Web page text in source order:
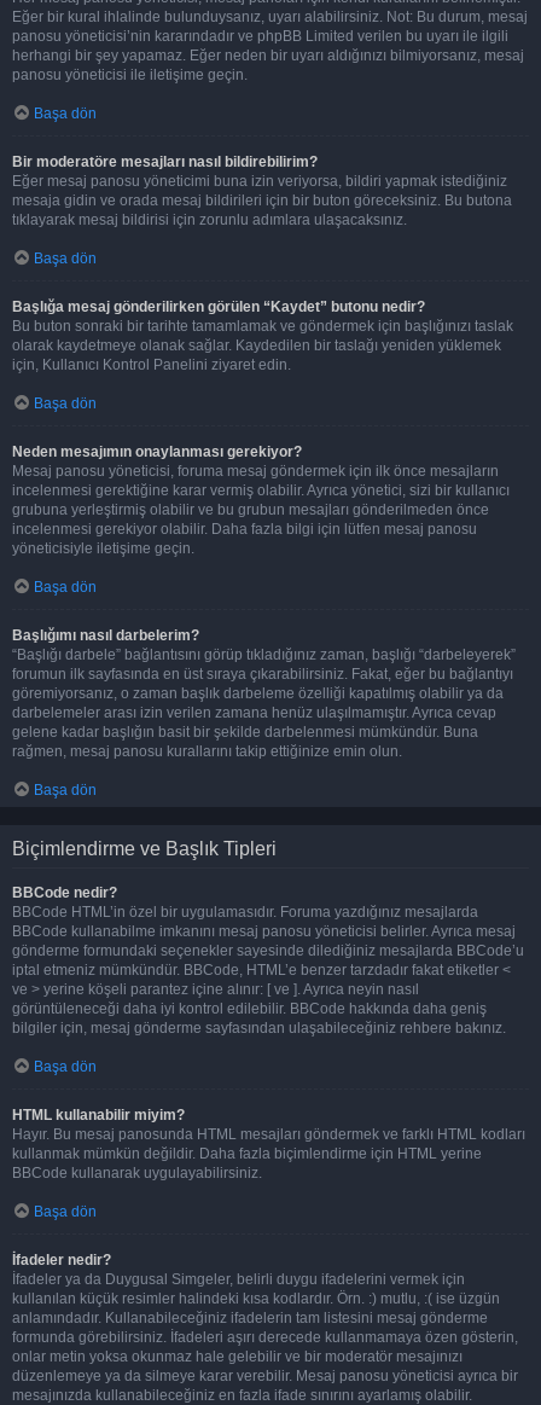
Eğer bir kural ihlalinde bulunduysanız, uyarı alabilirsiniz. Not: Bu durum, mesaj
panosu yöneticisi’nin kararındadır ve phpBB Limited verilen bu uyarı ile ilgili
herhangi bir şey yapamaz. Eğer neden bir uyarı aldığınızı bilmiyorsanız, mesaj
panosu yöneticisi ile iletişime geçin.
Başa dön
Bir moderatöre mesajları nasıl bildirebilirim?
Eğer mesaj panosu yöneticimi buna izin veriyorsa, bildiri yapmak istediğiniz
mesaja gidin ve orada mesaj bildirileri için bir buton göreceksiniz. Bu butona
tıklayarak mesaj bildirisi için zorunlu adımlara ulaşacaksınız.
Başa dön
Başlığa mesaj gönderilirken görülen “Kaydet” butonu nedir?
Bu buton sonraki bir tarihte tamamlamak ve göndermek için başlığınızı taslak
olarak kaydetmeye olanak sağlar. Kaydedilen bir taslağı yeniden yüklemek
için, Kullanıcı Kontrol Panelini ziyaret edin.
Başa dön
Neden mesajımın onaylanması gerekiyor?
Mesaj panosu yöneticisi, foruma mesaj göndermek için ilk önce mesajların
incelenmesi gerektiğine karar vermiş olabilir. Ayrıca yönetici, sizi bir kullanıcı
grubuna yerleştirmiş olabilir ve bu grubun mesajları gönderilmeden önce
incelenmesi gerekiyor olabilir. Daha fazla bilgi için lütfen mesaj panosu
yöneticisiyle iletişime geçin.
Başa dön
Başlığımı nasıl darbelerim?
“Başlığı darbele” bağlantısını görüp tıkladığınız zaman, başlığı “darbeleyerek”
forumun ilk sayfasında en üst sıraya çıkarabilirsiniz. Fakat, eğer bu bağlantıyı
göremiyorsanız, o zaman başlık darbeleme özelliği kapatılmış olabilir ya da
darbelemeler arası izin verilen zamana henüz ulaşılmamıştır. Ayrıca cevap
gelene kadar başlığın basit bir şekilde darbelenmesi mümkündür. Buna
rağmen, mesaj panosu kurallarını takip ettiğinize emin olun.
Başa dön
Biçimlendirme ve Başlık Tipleri
BBCode nedir?
BBCode HTML’in özel bir uygulamasıdır. Foruma yazdığınız mesajlarda
BBCode kullanabilme imkanını mesaj panosu yöneticisi belirler. Ayrıca mesaj
gönderme formundaki seçenekler sayesinde dilediğiniz mesajlarda BBCode’u
iptal etmeniz mümkündür. BBCode, HTML’e benzer tarzdadır fakat etiketler <
ve > yerine köşeli parantez içine alınır: [ ve ]. Ayrıca neyin nasıl
görüntüleneceği daha iyi kontrol edilebilir. BBCode hakkında daha geniş
bilgiler için, mesaj gönderme sayfasından ulaşabileceğiniz rehbere bakınız.
Başa dön
HTML kullanabilir miyim?
Hayır. Bu mesaj panosunda HTML mesajları göndermek ve farklı HTML kodları
kullanmak mümkün değildir. Daha fazla biçimlendirme için HTML yerine
BBCode kullanarak uygulayabilirsiniz.
Başa dön
İfadeler nedir?
İfadeler ya da Duygusal Simgeler, belirli duygu ifadelerini vermek için
kullanılan küçük resimler halindeki kısa kodlardır. Örn. :) mutlu, :( ise üzgün
anlamındadır. Kullanabileceğiniz ifadelerin tam listesini mesaj gönderme
formunda görebilirsiniz. İfadeleri aşırı derecede kullanmamaya özen gösterin,
onlar metin yoksa okunmaz hale gelebilir ve bir moderatör mesajınızı
düzenlemeye ya da silmeye karar verebilir. Mesaj panosu yöneticisi ayrıca bir
mesajınızda kullanabileceğiniz en fazla ifade sınırını ayarlamış olabilir.